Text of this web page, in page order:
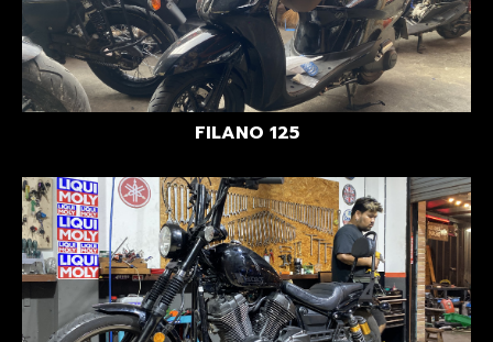
FILANO 125